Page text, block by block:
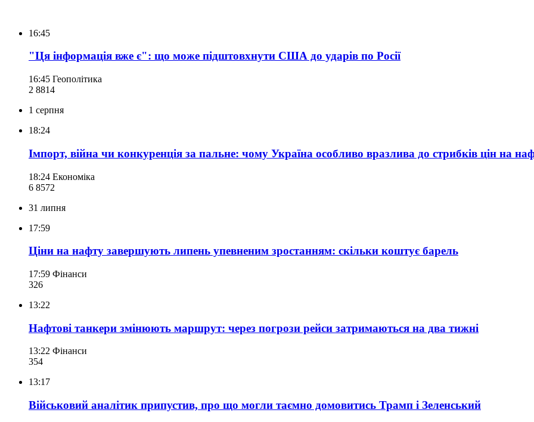
16:45
"Ця інформація вже є": що може підштовхнути США до ударів по Росії
16:45 Геополітика
2 8814
1 серпня
18:24
Імпорт, війна чи конкуренція за пальне: чому Україна особливо вразлива до стрибків цін на
18:24 Економіка
6 8572
31 липня
17:59
Ціни на нафту завершують липень упевненим зростанням: скільки коштує барель
17:59 Фінанси
326
13:22
Нафтові танкери змінюють маршрут: через погрози рейси затримаються на два тижні
13:22 Фінанси
354
13:17
Військовий аналітик припустив, про що могли таємно домовитись Трамп і Зеленський